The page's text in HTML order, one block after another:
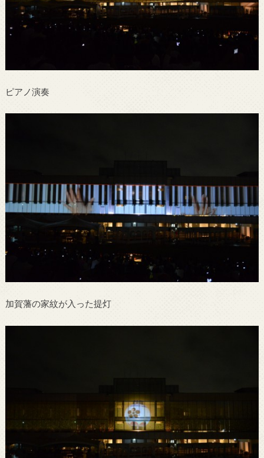
ピアノ演奏
加賀藩の家紋が入った提灯